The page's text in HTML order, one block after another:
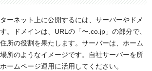
ーネット上に公開するには、サーバーやドメ
。ドメインは、URLの「〜.co.jp」の部分で、
所の役割を果たします。サーバーは、ホーム
所のようなイメージです。自社サーバーを所
ームページ運用に活用してください。